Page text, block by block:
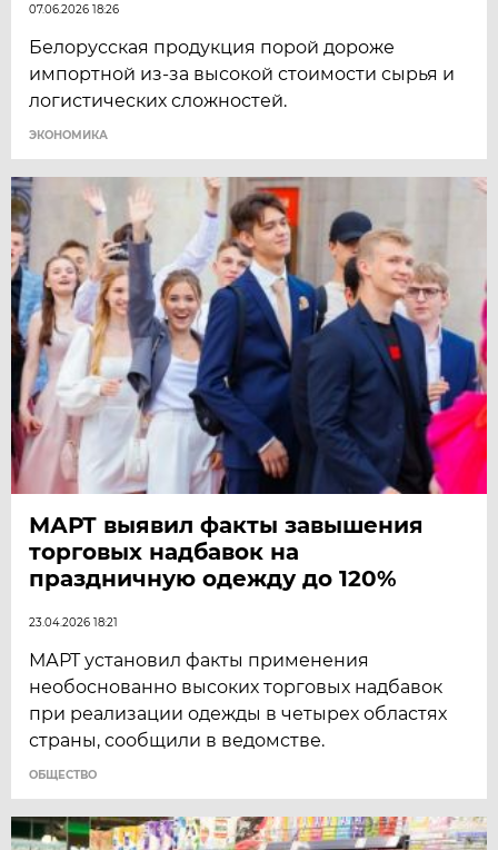
07.06.2026 18:26
Белорусская продукция порой дороже
импортной из-за высокой стоимости сырья и
логистических сложностей.
ЭКОНОМИКА
МАРТ выявил факты завышения
торговых надбавок на
праздничную одежду до 120%
23.04.2026 18:21
МАРТ установил факты применения
необоснованно высоких торговых надбавок
при реализации одежды в четырех областях
страны, сообщили в ведомстве.
ОБЩЕСТВО